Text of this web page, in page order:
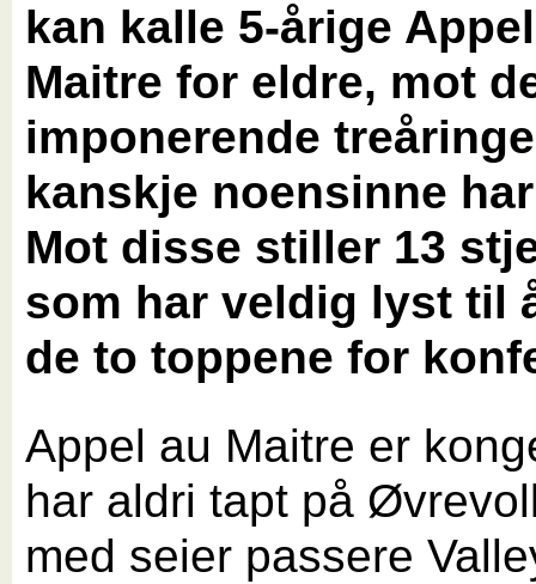
kan kalle 5-årige
Maitre for eldre, mot
imponerende
kanskje noensinne
Mot disse stiller 13
som har veldig lyst til
de to toppene for
Appel au Maitre er
har aldri tapt på
med seier passere